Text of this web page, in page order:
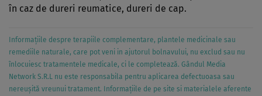
în caz de dureri reumatice, dureri de cap.
Informațiile despre terapiile complementare, plantele medicinale sau
remediile naturale, care pot veni in ajutorul bolnavului, nu exclud sau nu
înlocuiesc tratamentele medicale, ci le completează. Gândul Media
Network S.R.L nu este responsabila pentru aplicarea defectuoasa sau
nereușită vreunui tratament. Informațiile de pe site si materialele aferente